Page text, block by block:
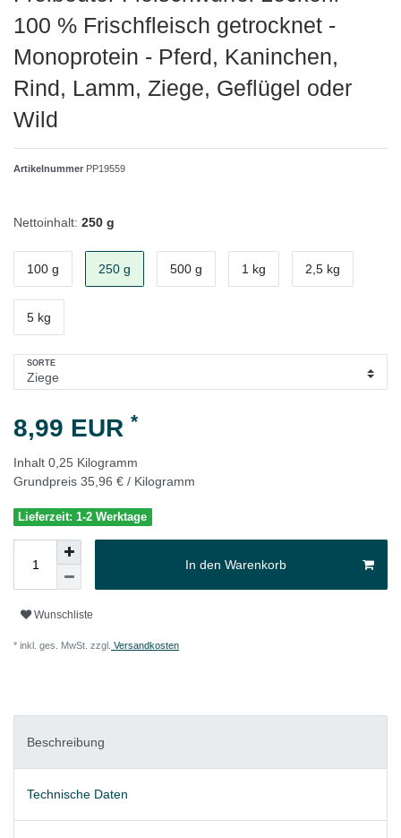
100 % Frischfleisch getrocknet -
Monoprotein - Pferd, Kaninchen,
Rind, Lamm, Ziege, Geflügel oder
Wild
Artikelnummer PP19559
Nettoinhalt: 250 g
100 g 250 g 500 g 1 kg 2,5 kg
5 kg
SORTE
8,99 EUR *
Inhalt 0,25 Kilogramm
Grundpreis 35,96 € / Kilogramm
Lieferzeit: 1-2 Werktage
In den Warenkorb
Wunschliste
* inkl. ges. MwSt. zzgl. Versandkosten
Beschreibung
Technische Daten